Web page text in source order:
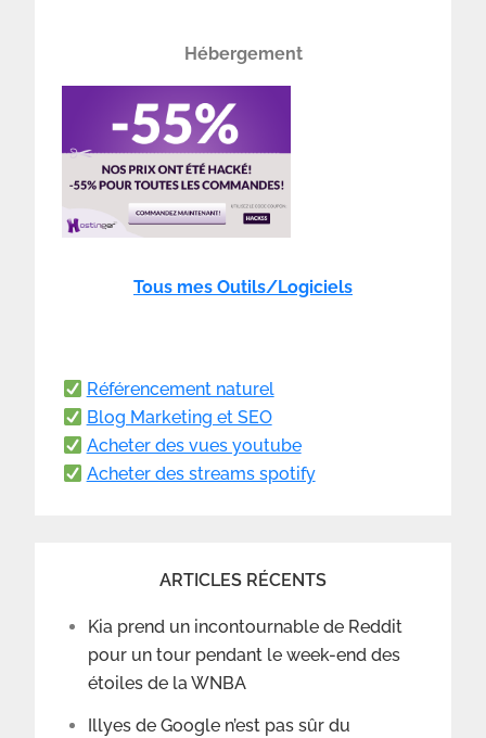
Hébergement
Tous mes Outils/Logiciels
Référencement naturel
Blog Marketing et SEO
Acheter des vues youtube
Acheter des streams spotify
ARTICLES RÉCENTS
Kia prend un incontournable de Reddit
pour un tour pendant le week-end des
étoiles de la WNBA
Illyes de Google n’est pas sûr du